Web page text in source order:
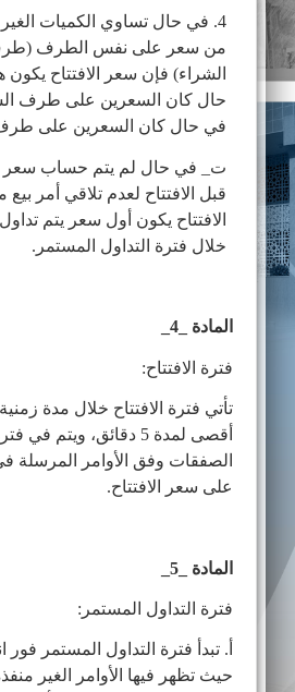
4. في حال تساوي الكميات الغير
من سعر على نفس الطرف
الشراء) فإن سعر الافتتاح
حال كان السعرين على طرف
في حال كان السعرين على طرف
ت_ في حال لم يتم حساب سعر
قبل الافتتاح لعدم تلاقي أمر
الافتتاح يكون أول سعر يتم
خلال فترة التداول المستمر.
المادة _4_
فترة الافتتاح:
تأتي فترة الافتتاح خلال مدة
أقصى لمدة 5 دقائق، ويتم
الصفقات وفق الأوامر المرسلة
على سعر الافتتاح.
المادة _5_
فترة التداول المستمر:
أ. تبدأ فترة التداول المستمر فور
حيث تظهر فيها الأوامر الغير